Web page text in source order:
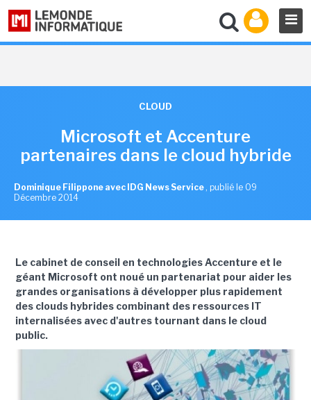
CLOUD
Microsoft et Accenture
partenaires dans le cloud hybride
Dominique Filippone avec IDG News Service , publié le 09
Décembre 2014
Le cabinet de conseil en technologies Accenture et le
géant Microsoft ont noué un partenariat pour aider les
grandes organisations à développer plus rapidement
des clouds hybrides combinant des ressources IT
internalisées avec d'autres tournant dans le cloud
public.